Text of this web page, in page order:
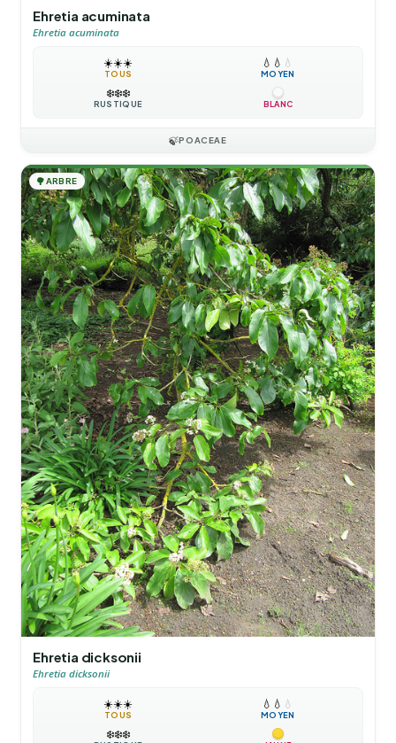
Ehretia acuminata
Ehretia acuminata
☀️☀️☀️
TOUS
💧 💧 💧
MOYEN
❄️❄️❄️
RUSTIQUE BLANC
🍃POACEAE
🌳ARBRE
Ehretia dicksonii
Ehretia dicksonii
☀️☀️☀️
TOUS
💧 💧 💧
MOYEN
❄️❄️❄️